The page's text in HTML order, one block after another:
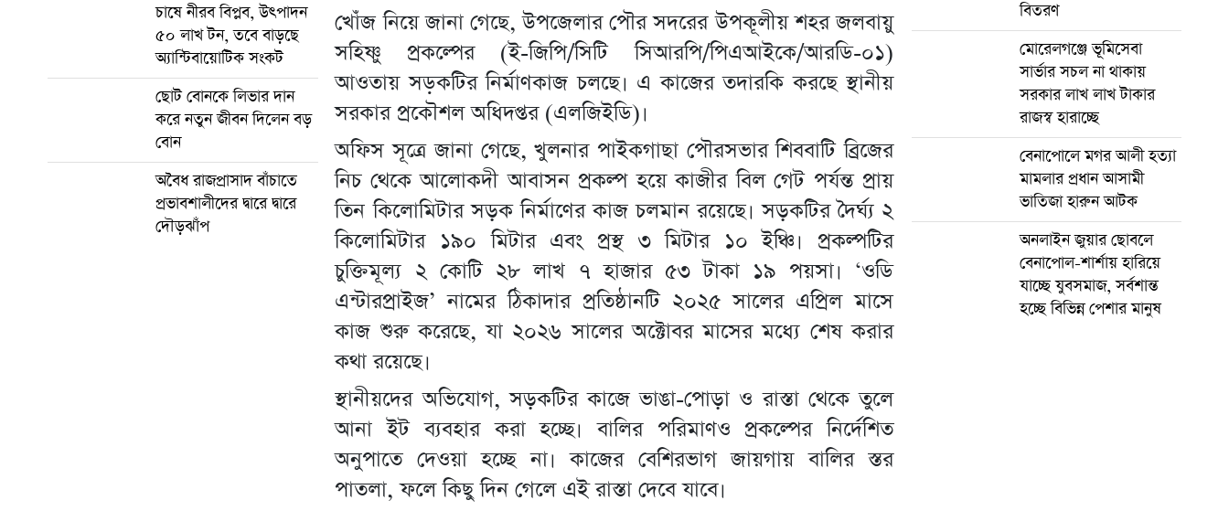
চাষে নীরব বিপ্লব, উৎপাদন
৫০ লাখ টন, তবে বাড়ছে
অ্যান্টিবায়োটিক সংকট
ছোট বোনকে লিভার দান
করে নতুন জীবন দিলেন বড়
বোন
অবৈধ রাজপ্রাসাদ বাঁচাতে
প্রভাবশালীদের দ্বারে দ্বারে
দৌড়ঝাঁপ
খোঁজ নিয়ে জানা গেছে, উপজেলার পৌর সদরের উপকূলীয় শহর জলবায়ু
সহিষ্ণু প্রকল্পের (ই-জিপি/সিটি সিআরপি/পিএআইকে/আরডি-০১)
আওতায় সড়কটির নির্মাণকাজ চলছে। এ কাজের তদারকি করছে স্থানীয়
সরকার প্রকৌশল অধিদপ্তর (এলজিইডি)।
অফিস সূত্রে জানা গেছে, খুলনার পাইকগাছা পৌরসভার শিববাটি ব্রিজের
নিচ থেকে আলোকদী আবাসন প্রকল্প হয়ে কাজীর বিল গেট পর্যন্ত প্রায়
তিন কিলোমিটার সড়ক নির্মাণের কাজ চলমান রয়েছে। সড়কটির দৈর্ঘ্য ২
কিলোমিটার ১৯০ মিটার এবং প্রস্থ ৩ মিটার ১০ ইঞ্চি। প্রকল্পটির
চুক্তিমূল্য ২ কোটি ২৮ লাখ ৭ হাজার ৫৩ টাকা ১৯ পয়সা। ‘ওডি
এন্টারপ্রাইজ’ নামের ঠিকাদার প্রতিষ্ঠানটি ২০২৫ সালের এপ্রিল মাসে
কাজ শুরু করেছে, যা ২০২৬ সালের অক্টোবর মাসের মধ্যে শেষ করার
কথা রয়েছে।
স্থানীয়দের অভিযোগ, সড়কটির কাজে ভাঙা-পোড়া ও রাস্তা থেকে তুলে
আনা ইট ব্যবহার করা হচ্ছে। বালির পরিমাণও প্রকল্পের নির্দেশিত
অনুপাতে দেওয়া হচ্ছে না। কাজের বেশিরভাগ জায়গায় বালির স্তর
পাতলা, ফলে কিছু দিন গেলে এই রাস্তা দেবে যাবে।
বিতরণ
মোরেলগঞ্জে ভূমিসেবা
সার্ভার সচল না থাকায়
সরকার লাখ লাখ টাকার
রাজস্ব হারাচ্ছে
বেনাপোলে মগর আলী হত্যা
মামলার প্রধান আসামী
ভাতিজা হারুন আটক
অনলাইন জুয়ার ছোবলে
বেনাপোল-শার্শায় হারিয়ে
যাচ্ছে যুবসমাজ, সর্বশান্ত
হচ্ছে বিভিন্ন পেশার মানুষ